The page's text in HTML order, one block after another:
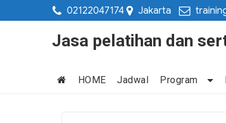
02122047174 Jakarta
Jasa pelatihan dan
HOME Jadwal Program